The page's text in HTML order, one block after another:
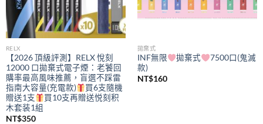
RELX
【2026 頂級評測】RELX 悅刻
12000 口拋棄式電子煙：老饕回
購率最高風味推薦，盲選不踩雷
指南大容量(充電款)
買6支隨機
贈送1支
買10支再贈送悦刻积
木套装1組
NT$350
拋棄式
INF無限 拋棄式
7500口(鬼滅
款)
NT$160